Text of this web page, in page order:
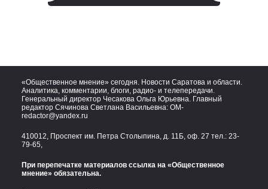
«Общественное мнение» сегодня. Новости Саратова и области.
Аналитика, комментарии, блоги, радио- и телепередачи.
Генеральный директор Чесакова Ольга Юрьевна. Главный
редактор Сячинова Светлана Васильевна: OM-
redactor@yandex.ru
410012, Проспект им. Петра Столыпина, д. 11Б, оф. 27 тел.: 23-
79-65,
При перепечатке материалов ссылка на «Общественное
мнение» обязательна.